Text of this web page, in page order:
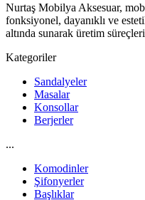
Nurtaş Mobilya Aksesuar,
fonksiyonel, dayanıklı ve
altında sunarak üretim
Kategoriler
Sandalyeler
Masalar
Konsollar
Berjerler
...
Komodinler
Şifonyerler
Başlıklar